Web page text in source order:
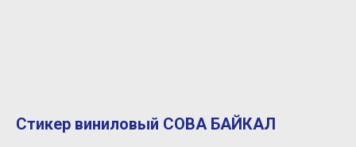
Стикер виниловый СОВА БАЙКАЛ